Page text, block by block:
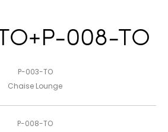
008-TO
P-003-TO
Chaise Lounge
P-008-TO